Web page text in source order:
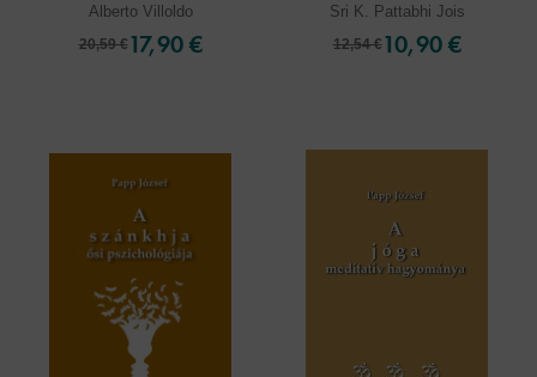
Alberto Villoldo
20,59 € 17,90 €
Sri K. Pattabhi Jois
12,54 € 10,90 €